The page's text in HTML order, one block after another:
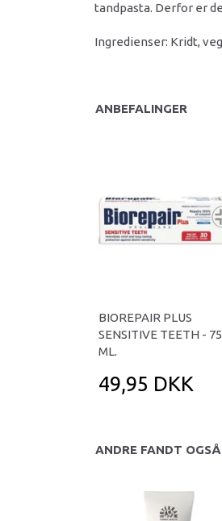
tandpasta. Derfor er
Ingredienser: Kridt,
ANBEFALINGER
BIOREPAIR PLUS
SENSITIVE TEETH - 75
ML.
49,95 DKK
ANDRE FANDT OGSÅ